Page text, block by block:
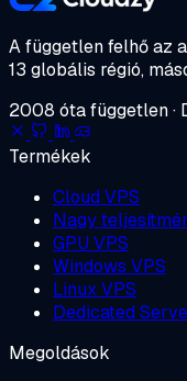
A független felhő az
13 globális régió,
2008 óta független ·
Termékek
Cloud VPS
Nagy
GPU VPS
Windows VPS
Linux VPS
Dedicated
Megoldások